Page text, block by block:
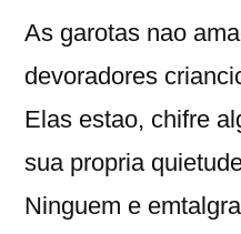
As garotas nao
devoradores
Elas estao, chifre
sua propria
Ninguem e